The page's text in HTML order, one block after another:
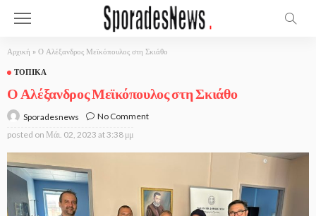
Αρχική » Ο Αλέξανδρος Μεϊκόπουλος στη Σκιάθο
ΤΟΠΙΚΆ
Ο Αλέξανδρος Μεϊκόπουλος στη Σκιάθο
Sporadesnews
No Comment
posted on Μάι. 02, 2023 at 3:38 μμ